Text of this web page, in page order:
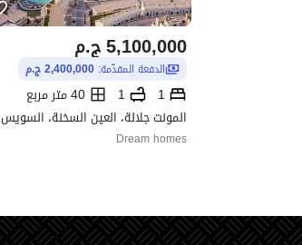
ج.م5,100,000
الدفعة المقدّمة: 2,400,000 ج.م
1
1
40 متر مربع
المونت جلالة، العين السخنة، السويس
Dream homes